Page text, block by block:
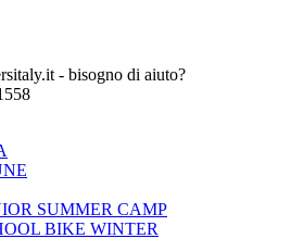
- bisogno di aiuto?
SUMMER CAMP
BIKE WINTER